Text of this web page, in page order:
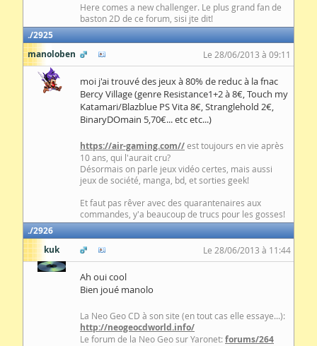
Here comes a new challenger. Le plus grand fan de
baston 2D de ce forum, sisi jte dit!
2925
manoloben
Le 28/06/2013 à 09:11
moi j'ai trouvé des jeux à 80% de reduc à la fnac
Bercy Village (genre Resistance1+2 à 8€, Touch my
Katamari/Blazblue PS Vita 8€, Stranglehold 2€,
BinaryDOmain 5,70€... etc etc...)
https://air-gaming.com//est toujours en vie après
10 ans, qui l'aurait cru?
Désormais on parle jeux vidéo certes, mais aussi
jeux de société, manga, bd, et sorties geek!
Et faut pas rêver avec des quarantenaires aux
commandes, y'a beaucoup de trucs pour les gosses!
2926
kuk
Le 28/06/2013 à 11:44
Ah oui cool
Bien joué manolo
La Neo Geo CD à son site (en tout cas elle essaye...):
http://neogeocdworld.info/
Le forum de la Neo Geo sur Yaronet: forums/264